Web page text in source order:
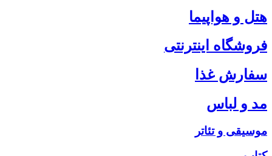
هتل و هواپیما
فروشگاه اینترنتی
سفارش غذا
مد و لباس
موسیقی و تئاتر